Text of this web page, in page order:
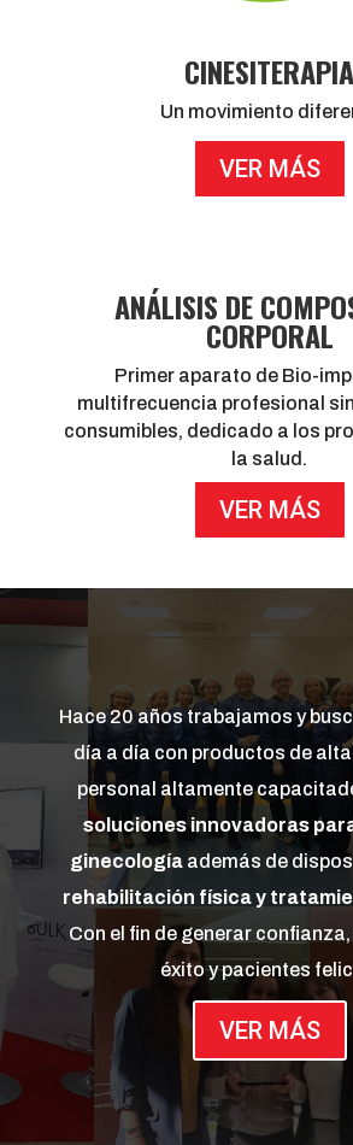
CINESITERAPIA
Un movimiento
VER MÁS
ANÁLISIS DE
CORPORAL
Primer aparato de Bio-
multifrecuencia profesional
consumibles, dedicado a los
la salud.
VER MÁS
Hace 20 años trabajamos y
día a día con productos de
personal altamente
soluciones innovadoras
ginecología además de
rehabilitación física y
Con el fin de generar
éxito y pacientes
VER MÁS